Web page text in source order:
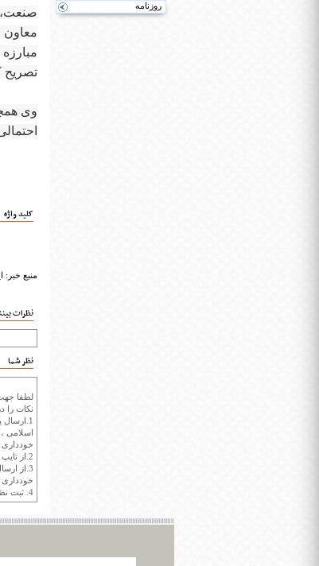
روزنامه
صنعت،
معاون
تصریح
وی
کلید واژه
منبع خبر:
نظرات
نظر شما
لطفا جهت
نکات را
اسلامی
خودداری
2.از تایپ جملات فارسی با حروف انگلیسی خودداری کنید.
3.از
خودداری
4. ثبت نظرات در سايت ايران سپيد براي هر نظر حداکثر 400 واژه است.